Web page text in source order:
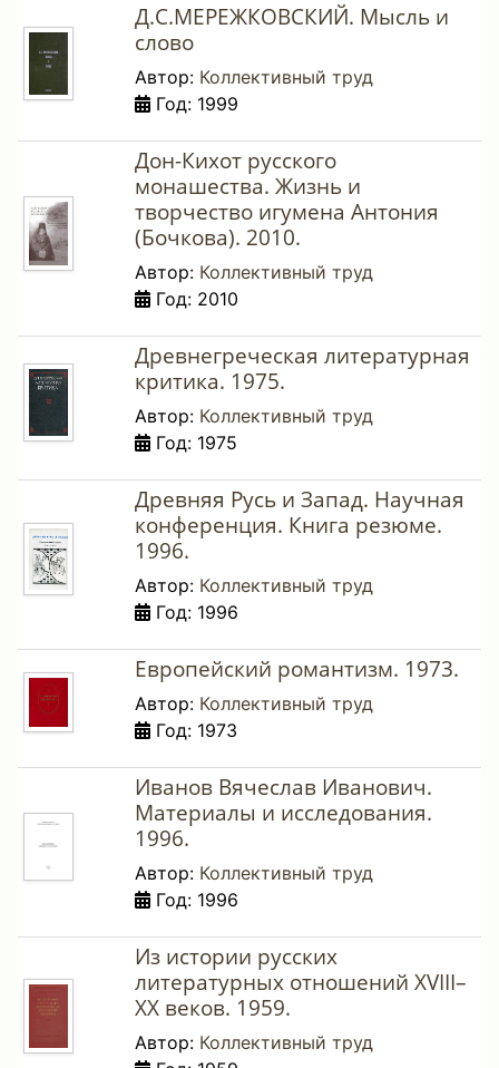
Д.С.МЕРЕЖКОВСКИЙ. Мысль и
слово
Автор: Коллективный труд
Год: 1999
Дон-Кихот русского
монашества. Жизнь и
творчество игумена Антония
(Бочкова). 2010.
Автор: Коллективный труд
Год: 2010
Древнегреческая литературная
критика. 1975.
Автор: Коллективный труд
Год: 1975
Древняя Русь и Запад. Научная
конференция. Книга резюме.
1996.
Автор: Коллективный труд
Год: 1996
Европейский романтизм. 1973.
Автор: Коллективный труд
Год: 1973
Иванов Вячеслав Иванович.
Материалы и исследования.
1996.
Автор: Коллективный труд
Год: 1996
Из истории русских
литературных отношений XVIII–
XX веков. 1959.
Автор: Коллективный труд